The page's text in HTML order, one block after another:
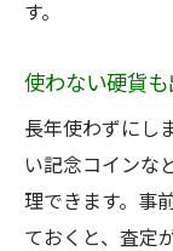
す。
使わない硬貨
長年使わずにし
い記念コインな
理できます。事
ておくと、査定